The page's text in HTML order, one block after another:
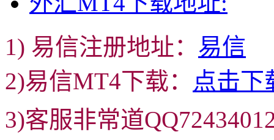
1) 易信注册地址： 易信
2)易信MT4下载： 点击下
3)客服非常道